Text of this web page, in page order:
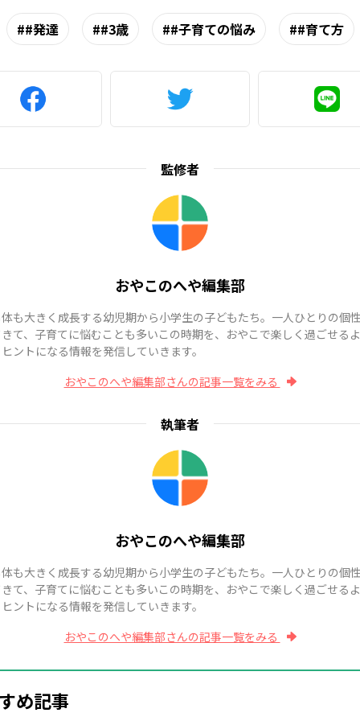
#発達 #3歳 #子育ての悩み #育て方
監修者
おやこのへや編集部
も大きく成長する幼児期から小学生の子どもたち。一人ひとりの個
て、子育てに悩むことも多いこの時期を、おやこで楽しく過ごせるよ
ントになる情報を発信していきます。
おやこのへや編集部さんの記事一覧をみる
執筆者
おやこのへや編集部
も大きく成長する幼児期から小学生の子どもたち。一人ひとりの個
て、子育てに悩むことも多いこの時期を、おやこで楽しく過ごせるよ
ントになる情報を発信していきます。
おやこのへや編集部さんの記事一覧をみる
め記事